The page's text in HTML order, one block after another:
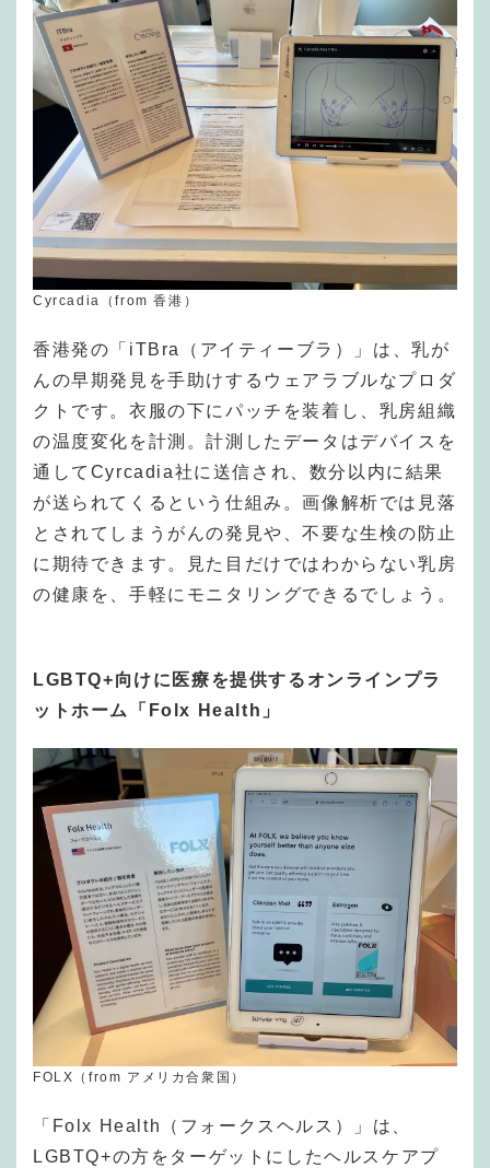
Cyrcadia（from 香港）
香港発の「iTBra（アイティーブラ）」は、乳が
んの早期発見を手助けするウェアラブルなプロダ
クトです。衣服の下にパッチを装着し、乳房組織
の温度変化を計測。計測したデータはデバイスを
通してCyrcadia社に送信され、数分以内に結果
が送られてくるという仕組み。画像解析では見落
とされてしまうがんの発見や、不要な生検の防止
に期待できます。見た目だけではわからない乳房
の健康を、手軽にモニタリングできるでしょう。
LGBTQ+向けに医療を提供するオンラインプラ
ットホーム「Folx Health」
FOLX（from アメリカ合衆国）
「Folx Health（フォークスヘルス）」は、
LGBTQ+の方をターゲットにしたヘルスケアプ